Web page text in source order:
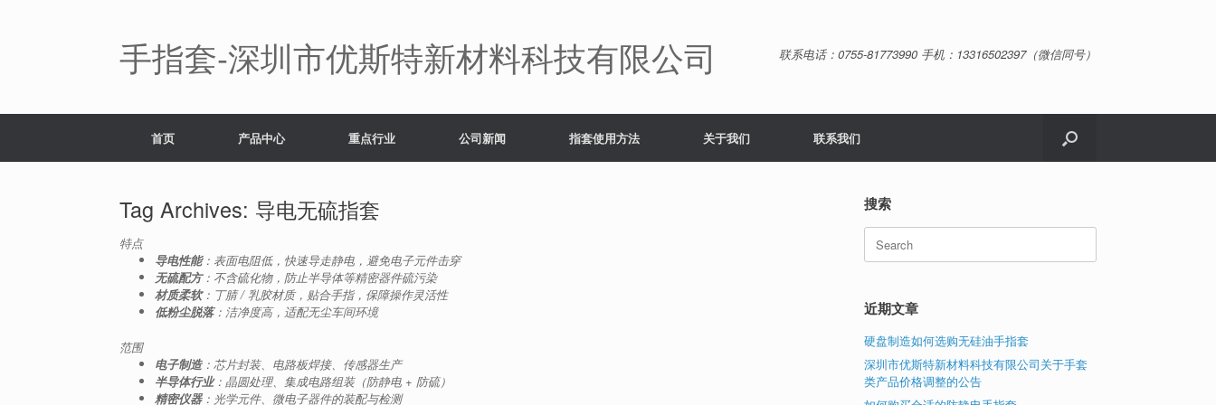
手指套-深圳市优斯特新材料科技有限公司 联系电话：0755-81773990 手机：13316502397（微信同号）
首页 产品中心 重点行业 公司新闻 指套使用方法 关于我们 联系我们
Tag Archives: 导电无硫指套
特点
导电性能：表面电阻低，快速导走静电，避免电子元件击穿
无硫配方：不含硫化物，防止半导体等精密器件硫污染
材质柔软：丁腈 / 乳胶材质，贴合手指，保障操作灵活性
低粉尘脱落：洁净度高，适配无尘车间环境
范围
电子制造：芯片封装、电路板焊接、传感器生产
半导体行业：晶圆处理、集成电路组装（防静电 + 防硫）
精密仪器：光学元件、微电子器件的装配与检测
搜索
Search
for:
近期文章
硬盘制造如何选购无硅油手指套
深圳市优斯特新材料科技有限公司关于手套
类产品价格调整的公告